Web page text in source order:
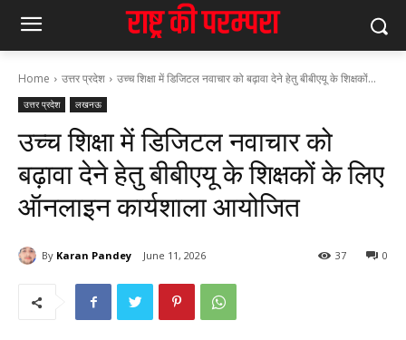
Home उत्तर प्रदेश उच्च शिक्षा में डिजिटल नवाचार को बढ़ावा देने हेतु बीबीएयू के शिक्षकों...
उत्तर प्रदेश लखनऊ
उच्च शिक्षा में डिजिटल नवाचार को
बढ़ावा देने हेतु बीबीएयू के शिक्षकों के लिए
ऑनलाइन कार्यशाला आयोजित
By Karan Pandey June 11, 2026 0
37